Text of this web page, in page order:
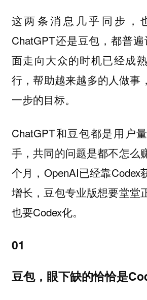
这两条消息几乎同步，
ChatGPT还是豆包，都普
面走向大众的时机已经成
行，帮助越来越多的人做事
一步的目标。
ChatGPT和豆包都是用户
手，共同的问题是都不怎么
个月，OpenAI已经靠Codex
增长，豆包专业版想要堂堂
也要Codex化。
01
豆包，眼下缺的恰恰是